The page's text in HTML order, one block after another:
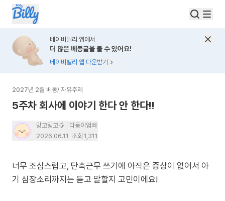
베이비빌리 앱에서
더 많은 베동글을 볼 수 있어요!
베이비빌리 앱 다운받기
2027년 2월 베동/ 자유주제
5주차 회사에 이야기 한다 안 한다!!
망고링고🥭
다둥이엄빠
2026.06.11 조회 1,311
너무 조심스럽고, 단축근무 쓰기에 아직은 증상이 없어서 아
기 심장소리까지는 듣고 말할지 고민이에요!